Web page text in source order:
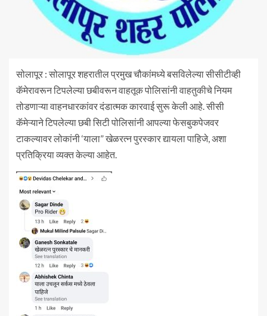
सोलापूर : सोलापूर शहरातील प्रमुख चौकांमध्ये बसविलेल्या सीसीटीव्ही
कॅमेरावरून टिपलेल्या छबीवरून वाहतूक पोलिसांनी वाहतुकीचे नियम
तोडणाऱ्या वाहनधारकांवर दंडात्मक कारवाई सुरू केली आहे. सीसी
कॅमेऱ्याने टिपलेल्या छबी सिटी पोलिसांनी आपल्या फेसबुकपेजवर
टाकल्यावर लोकांनी ‘याला” खेळरत्न पुरस्कार द्यायला पाहिजे, अशा
प्रतिक्रिया व्यक्त केल्या आहेत.